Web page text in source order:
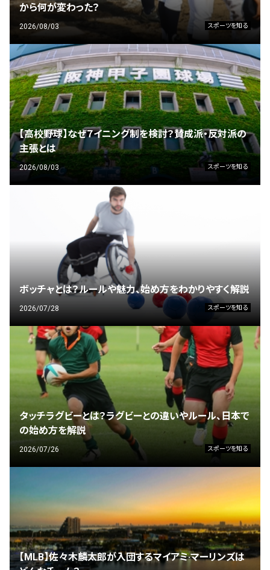
から何が変わった？
2026/08/03 スポーツを知る
【高校野球】なぜ７イニング制を検討？賛成派・反対派の
主張とは
2026/08/03 スポーツを知る
ボッチャとは？ルールや魅力、始め方をわかりやすく解説
2026/07/28 スポーツを知る
タッチラグビーとは？ラグビーとの違いやルール、日本で
の始め方を解説
2026/07/26 スポーツを知る
【MLB】佐々木麟太郎が入団するマイアミ·マーリンズは